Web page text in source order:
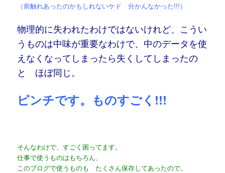
（前触れあったのかもしれないケド 分かんなかった!!!）
物理的に失われたわけではないけれど、こうい
うものは中味が重要なわけで、中のデータを使
えなくなってしまったら失くしてしまったの
と ほぼ同じ。
ピンチです。ものすごく!!!
そんなわけで、すごく困ってます。
仕事で使うものはもちろん、
このブログで使うものも たくさん保存してあったので。